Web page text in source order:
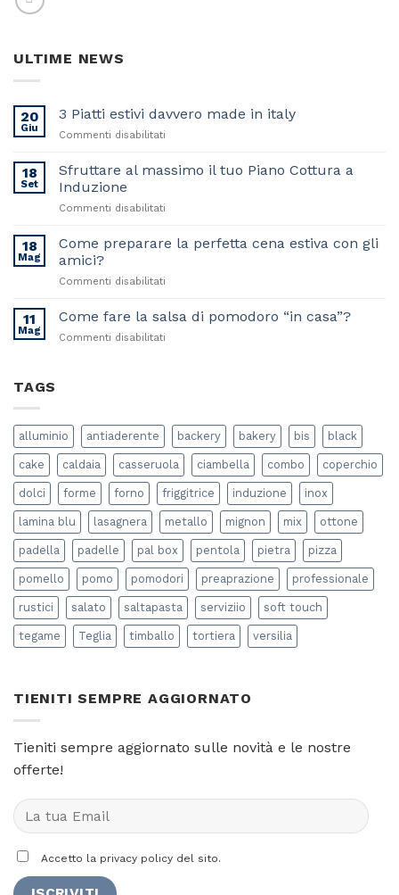
ULTIME NEWS
20
Giu
3 Piatti estivi davvero made in italy
Commenti disabilitati
Piatti
italy
18
Set
Sfruttare al massimo il tuo Piano Cottura a
Induzione
Commenti disabilitati
massimo
Cottura
18
Mag
Come preparare la perfetta cena estiva con gli
amici?
Commenti disabilitati
preparare
11
Mag
Come fare la salsa di pomodoro “in casa”?
Commenti disabilitati
pomodoro
casa”?
TAGS
alluminio antiaderente backery bakery bis black
cake caldaia casseruola ciambella combo coperchio
dolci forme forno friggitrice induzione inox
lamina blu lasagnera metallo mignon mix ottone
padella padelle pal box pentola pietra pizza
pomello pomo pomodori preaprazione professionale
rustici salato saltapasta serviziio soft touch
tegame Teglia timballo tortiera versilia
TIENITI SEMPRE AGGIORNATO
Tieniti sempre aggiornato sulle novità e le nostre
offerte!
Accetto la privacy policy del sito.